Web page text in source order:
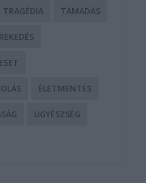
TRAGÉDIA TÁMADÁS
ÉLETMENTÉS
ÜGYÉSZSÉG